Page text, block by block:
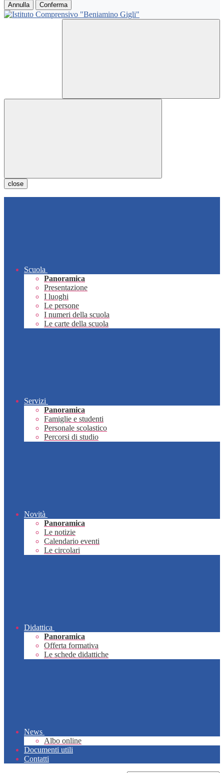
Annulla Conferma
close
Scuola
Panoramica
Presentazione
I luoghi
Le persone
I numeri della scuola
Le carte della scuola
Servizi
Panoramica
Famiglie e studenti
Personale scolastico
Percorsi di studio
Novità
Panoramica
Le notizie
Calendario eventi
Le circolari
Didattica
Panoramica
Offerta formativa
Le schede didattiche
News
Albo online
Documenti utili
Contatti